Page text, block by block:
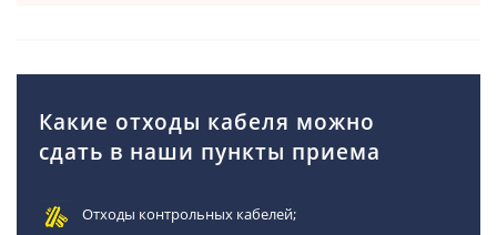
Какие отходы кабеля можно
сдать в наши пункты приема
Отходы контрольных кабелей;